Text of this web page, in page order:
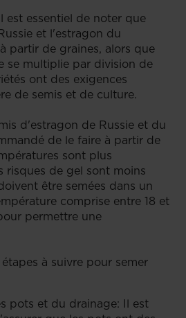
est essentiel de noter que
et l'estragon du
partir de graines, alors que
se multiplie par division de
ont des exigences
de semis et de culture.
d'estragon de Russie et du
de le faire à partir de
sont plus
risques de gel sont moins
être semées dans un
comprise entre 18 et
permettre une
à suivre pour semer
pots et du drainage: Il est